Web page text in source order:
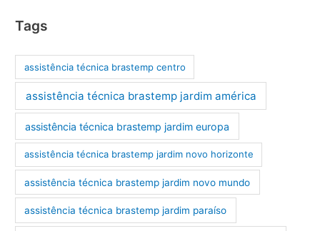
Tags
assistência técnica brastemp centro
assistência técnica brastemp jardim américa
assistência técnica brastemp jardim europa
assistência técnica brastemp jardim novo horizonte
assistência técnica brastemp jardim novo mundo
assistência técnica brastemp jardim paraíso